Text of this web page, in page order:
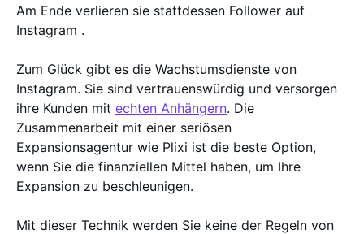
Am Ende verlieren sie stattdessen Follower auf
Instagram .
Zum Glück gibt es die Wachstumsdienste von
Instagram. Sie sind vertrauenswürdig und versorgen
ihre Kunden mit echten Anhängern. Die
Zusammenarbeit mit einer seriösen
Expansionsagentur wie Plixi ist die beste Option,
wenn Sie die finanziellen Mittel haben, um Ihre
Expansion zu beschleunigen.
Mit dieser Technik werden Sie keine der Regeln von